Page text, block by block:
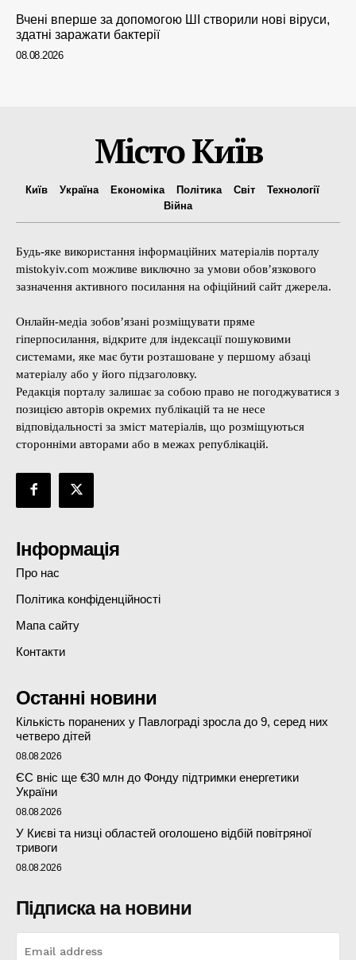
Вчені вперше за допомогою ШІ створили нові віруси,
здатні заражати бактерії
08.08.2026
Місто Київ
Київ Україна Економіка Політика Світ
Технології
Війна
Будь-яке використання інформаційних матеріалів порталу
mistokyiv.com можливе виключно за умови обов’язкового
зазначення активного посилання на офіційний сайт джерела.
Онлайн-медіа зобов’язані розміщувати пряме
гіперпосилання, відкрите для індексації пошуковими
системами, яке має бути розташоване у першому абзаці
матеріалу або у його підзаголовку.
Редакція порталу залишає за собою право не погоджуватися з
позицією авторів окремих публікацій та не несе
відповідальності за зміст матеріалів, що розміщуються
сторонніми авторами або в межах републікацій.
Інформація
Про нас
Політика конфіденційності
Мапа сайту
Контакти
Останні новини
Кількість поранених у Павлограді зросла до 9, серед них
четверо дітей
08.08.2026
ЄС вніс ще €30 млн до Фонду підтримки енергетики
України
08.08.2026
У Києві та низці областей оголошено відбій повітряної
тривоги
08.08.2026
Підписка на новини